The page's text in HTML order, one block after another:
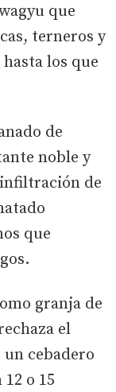
que
terneros y
los que
de
noble y
de
que
granja de
el
un cebadero
o 15